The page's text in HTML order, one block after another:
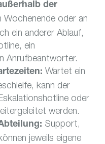
der
Wochenende oder an
ein anderer Ablauf,
ein
Anrufbeantworter.
Wartet ein
kann der
oder
werden.
Support,
jeweils eigene